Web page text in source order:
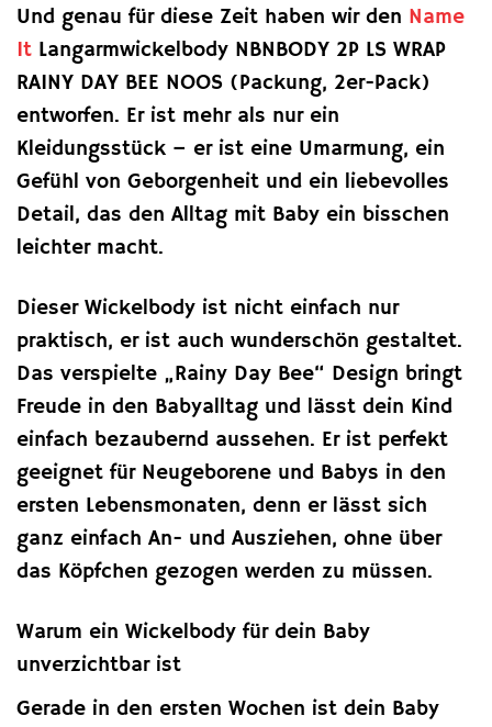
Und genau für diese Zeit haben wir den Name
It Langarmwickelbody NBNBODY 2P LS WRAP
RAINY DAY BEE NOOS (Packung, 2er-Pack)
entworfen. Er ist mehr als nur ein
Kleidungsstück – er ist eine Umarmung, ein
Gefühl von Geborgenheit und ein liebevolles
Detail, das den Alltag mit Baby ein bisschen
leichter macht.
Dieser Wickelbody ist nicht einfach nur
praktisch, er ist auch wunderschön gestaltet.
Das verspielte „Rainy Day Bee“ Design bringt
Freude in den Babyalltag und lässt dein Kind
einfach bezaubernd aussehen. Er ist perfekt
geeignet für Neugeborene und Babys in den
ersten Lebensmonaten, denn er lässt sich
ganz einfach An- und Ausziehen, ohne über
das Köpfchen gezogen werden zu müssen.
Warum ein Wickelbody für dein Baby
unverzichtbar ist
Gerade in den ersten Wochen ist dein Baby